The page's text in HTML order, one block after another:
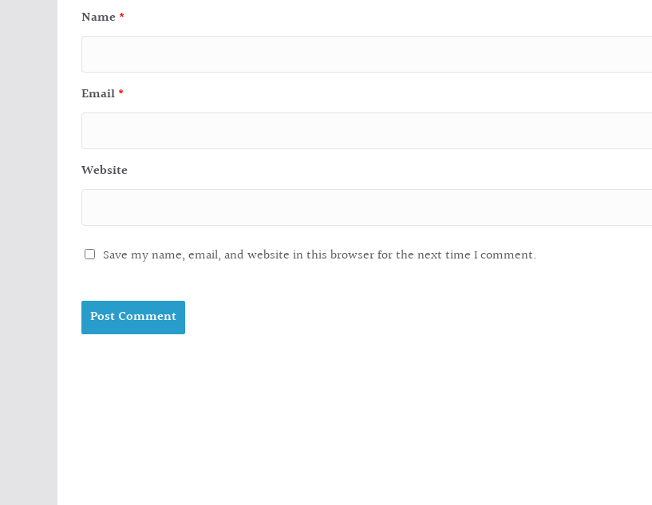
Name *
Email *
Website
Save my name, email, and website in this browser for the next time I comment.